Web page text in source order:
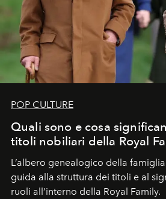
POP CULTURE
Quali sono e cosa
titoli nobiliari della Royal
L’albero genealogico della
guida alla struttura dei titoli e al
ruoli all’interno della Royal Family.